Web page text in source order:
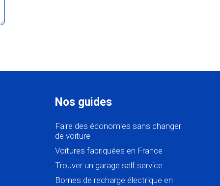
Nos guides
Faire des économies sans changer
de voiture
Voitures fabriquées en France
Trouver un garage self service
Bornes de recharge électrique en